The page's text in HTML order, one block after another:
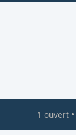
1 ouvert•